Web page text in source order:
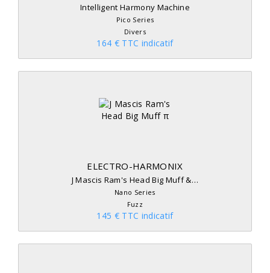
Intelligent Harmony Machine
Pico Series
Divers
164 € TTC indicatif
ELECTRO-HARMONIX
J Mascis Ram's Head Big Muff &…
Nano Series
Fuzz
145 € TTC indicatif